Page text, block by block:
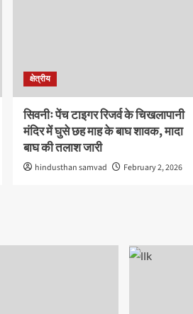
क्षेत्रीय
सिवनीः पेंच टाइगर रिजर्व के चिखलापानी
मंदिर में घुसे छह माह के बाघ शावक, मादा
बाघ की तलाश जारी
hindusthan samvad February 2, 2026